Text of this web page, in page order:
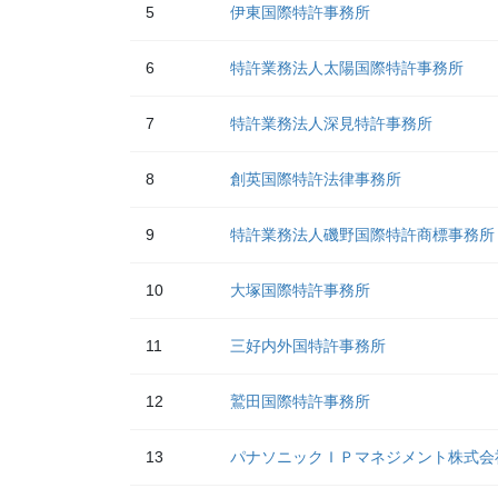
5 伊東国際特許事務所
6 特許業務法人太陽国際特許事務所
7 特許業務法人深見特許事務所
8 創英国際特許法律事務所
9 特許業務法人磯野国際特許商標事務所
10 大塚国際特許事務所
11 三好内外国特許事務所
12 鷲田国際特許事務所
13 パナソニックＩＰマネジメント株式